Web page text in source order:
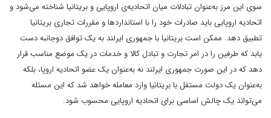
سوی این مرز به‌عنوان تبادلات میان اتحادیه‌ی اروپایی و بریتانیا شناخته می‌شود و
اتحادیه‌ اروپایی باید صادرات خود را با استانداردها و مقررات تجاری بریتانیا
تطبیق دهد. ممکن است بریتانیا با جمهوری ایرلند به یک توافق دوجانبه دست
یابد که طرفین را در امر تجارت و تبادل کالا و خدمات در یک موضع مناسب قرار
دهد که در این صورت جمهوری ایرلند نه به‌عنوان یک عضو اتحادیه‌ اروپا، بلکه
به‌عنوان یک دولت مستقل با بریتانیا وارد معامله خواهد شد که این مسئله
می‌تواند یک چالش اساسی برای اتحادیه اروپایی محسوب شود.